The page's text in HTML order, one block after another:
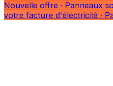
Nouvelle offre · Panneaux
votre facture d'électricité ·